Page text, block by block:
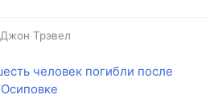
Джон Трэвел